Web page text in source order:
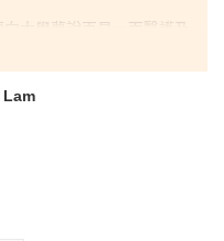
大學夢說再見，而醫護及
讓我進入大學的路徑。 課
希望繼續升學或投身社會
的講師教學生動有趣，學
題的時候，他們都會非常
趣和信心。
Lam